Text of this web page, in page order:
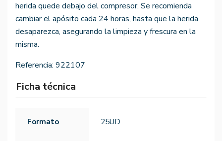
herida quede debajo del compresor. Se recomienda
cambiar el apósito cada 24 horas, hasta que la herida
desaparezca, asegurando la limpieza y frescura en la
misma.
Referencia: 922107
Ficha técnica
Formato 25UD